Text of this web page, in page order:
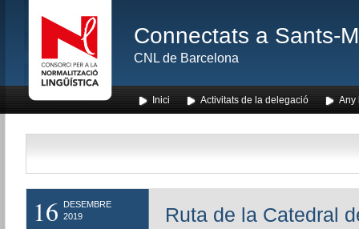
Connectats a Sants-
CNL de Barcelona
Inici Activitats de la delegació Any
16
DESEMBRE
2019
Ruta de la Catedral